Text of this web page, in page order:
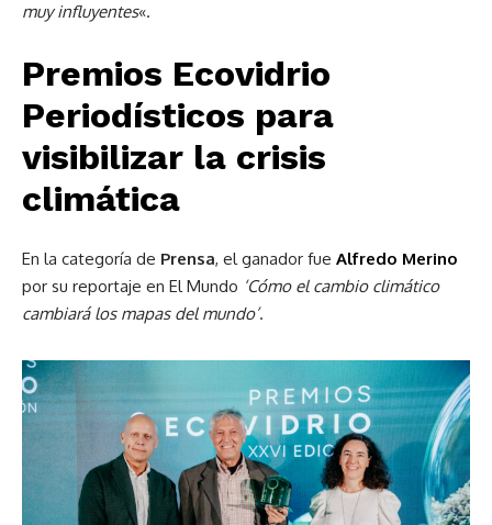
muy influyentes«.
Premios Ecovidrio
Periodísticos para
visibilizar la crisis
climática
En la categoría de Prensa, el ganador fue Alfredo Merino
por su reportaje en El Mundo ‘Cómo el cambio climático
cambiará los mapas del mundo’.